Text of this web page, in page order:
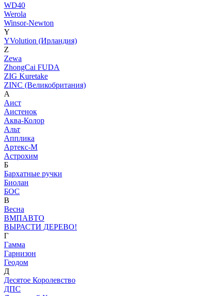
WD40
Werola
Winsor-Newton
Y
YVolution (Ирландия)
Z
Zewa
ZhongCai FUDA
ZIG Kuretake
ZINC (Великобритания)
А
Аист
Аистенок
Аква-Колор
Альт
Апплика
Артекс-М
Астрохим
Б
Бархатные ручки
Биолан
БОС
В
Весна
ВМПАВТО
ВЫРАСТИ ДЕРЕВО!
Г
Гамма
Гарнизон
Геодом
Д
Десятое Королевство
ДПС